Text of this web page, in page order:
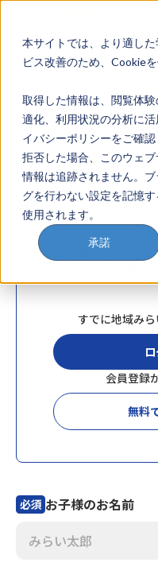
本サイトでは、より適し
ビス改善のため、Cookieを
取得した情報は、閲覧体
適化、利用状況の分析に
イバシーポリシーをご確認
拒否した場合、このウェ
情報は追跡されません。
グを行わない設定を記憶
使用されます。
承諾
地域みらい留学
地域みらい留学と
学校を探す
イベントを探す
おためし地域留学
マガジン
奨学金について
イベント参加方法
MYペー
資料
会員登録で、
会員登録をする
すでに地域み
会員登録
無料
必須 お子様のお名前